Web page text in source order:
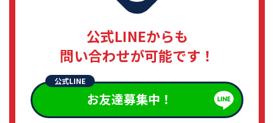
公式LINEからも
問い合わせが可能です！
公式LINE
お友達募集中！